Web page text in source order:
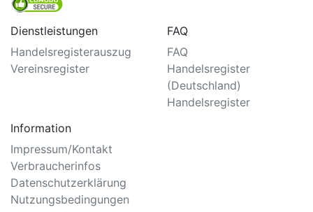
Dienstleistungen
Handelsregisterauszug
Vereinsregister
FAQ
FAQ
Handelsregister
(Deutschland)
Handelsregister
Information
Impressum/Kontakt
Verbraucherinfos
Datenschutzerklärung
Nutzungsbedingungen